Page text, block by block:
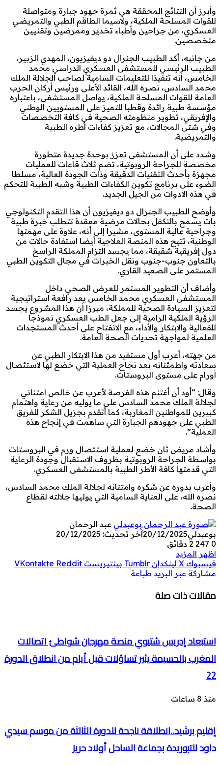
وأبرز أن النتائج المحققة هي ثمرة جهود جبارة ومتواصلة
للقوات المسلحة الملكية، ولاسيما الطاقم الطبي والتمريضي
العسكري، من جراحين وأطباء تخدير وممرضين وتقنيين
متخصصين.
من جانبه، أكد الطبيب الجنرال دو ديفيزيون، المهدي الزبير،
الطبيب الرئيسي للمستشفى العسكري الدراسي محمد
الخامس، أنه تنفيذا للتعليمات السامية لصاحب الجلالة الملك
محمد السادس، نصره الله، القائد الأعلى ورئيس أركان الحرب
العامة للقوات المسلحة الملكية، يواصل المستشفى، باعتباره
مؤسسة طبية رائدة وقطبا للتميز على المستويين الوطني
والإفريقي، تطوير منظومته الصحية في كافة التخصصات
وفي شتى المجالات، مع تعزيز كفاءات أطره الطبية
والتمريضية.
وشدد على أن المستشفى تعزز بوحدة جديدة متطورة
مخصصة للجراحة الروبوتية، تضم ثلاث قاعات للعمليات
مجهزة بأحدث التقنيات الدقيقة وذات الجودة العالية، مسلطا
الضوء على برنامج تكوين الكفاءات الطبية وشبه الطبية للتحكم
في هذه الأدوات من الجيل الجديد.
وأوضح الطبيب الجنرال دو ديفيزيون أن هذا التقدم التكنولوجي
بات يسمح بالتكفل بحالات مرضية معقدة تتطلب خبرة طبية
وجراحية عالية المستوى، مشيرا إلى أنه، علاوة على مهمتها
الوطنية، تتيح هذه المنصة العلاجية أيضا استفادة حالات من
دول إفريقية شقيقة، مما يجسد التزام المملكة الراسخ
بالتعاون جنوب-جنوب ونقل الخبرات في مجال التكوين الطبي
المستمر على الصعيد القاري.
وأضاف أن التطوير المستمر للعرض الصحي داخل
المستشفى العسكري محمد الخامس يعد رافعة استراتيجية
لتعزيز السيادة الصحية للمملكة، مبرزا أن هذا المشروع يجسد
الرؤية الملكية الرامية إلى جعل الطب العسكري نموذجا
للفعالية والابتكار والأداء، مع الانفتاح على أحدث المستجدات
العلمية لمواجهة تحديات الصحة العامة.
من جهته، أعرب أول مستفيد من هذا الابتكار الطبي عن
سعادته واطمئنانه بعد نجاح العملية التي خضع لها لاستئصال
أورام على مستوى البروستات.
وقال: “أود أن أغتنم هذه الفرصة لأعرب عن خالص امتناني
لجلالة الملك محمد السادس على ما يوليه من رعاية واهتمام
كبيرين للمواطنين المغاربة، كما أتقدم بجزيل الشكر للفريق
الطبي على جهودهم الجبارة التي ساهمت في إنجاح هذه
العملية”.
وأشاد مريض ثان خضع لعملية استئصال ورم في البروستات
بواسطة الجراحة الروبوتية بظروف الاستقبال وجودة الرعاية
التي قدمتها كافة الأطر الطبية بالمستشفى العسكري.
وأعرب بدوره عن شكره وامتنانه لجلالة الملك محمد السادس،
نصره الله، على العناية السامية التي يوليها جلالته لقطاع
الصحة.
عبد الرحمان
بوعبدلي20/12/2025آخر تحديث: 20/12/2025
0
2 دقائق
اظهر المزيد
فيسبوك ‫X لينكدإن بينتيريست
مشاركة عبر البريد طباعة
مقالات ذات صلة
استبعاد إدريس شتيوي منصة مهرجان شواطئ اتصالات
المغرب بالحسيمة يثير تساؤلات قبل أيام من انطلاق الدورة
22
منذ 8 ساعات
إقليم برشيد..انطلاقة ناجحة للدورة الثالثة من موسم سيدي
داود للتبوريدة بجماعة الساحل أولاد حريز